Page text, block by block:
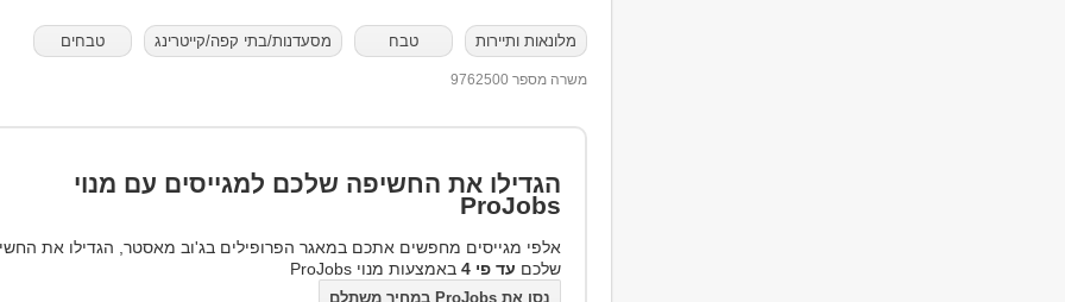
מלונאות ותיירות טבח מסעדנות/בתי קפה/קייטרינג טבחים
משרה מספר 9762500
הגדילו את החשיפה שלכם למגייסים עם מנוי
ProJobs
אלפי מגייסים מחפשים אתכם במאגר הפרופילים בג'וב מאסטר, הגדילו את
שלכם עד פי 4 באמצעות מנוי ProJobs
נסו את ProJobs במחיר משתלם